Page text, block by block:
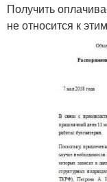
Получить
не относится к